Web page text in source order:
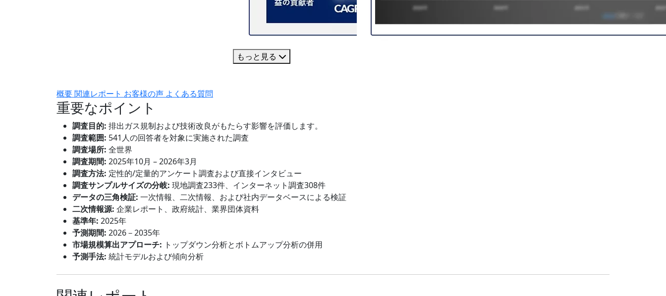
もっと見る
概要関連レポート お客様の声 よくある質問
重要なポイント
調査目的: 排出ガス規制および技術改良がもたらす影響を評価します。
調査範囲: 541人の回答者を対象に実施された調査
調査場所: 全世界
調査期間: 2025年10月 – 2026年3月
調査方法: 定性的/定量的アンケート調査および直接インタビュー
調査サンプルサイズの分岐: 現地調査233件、インターネット調査308件
データの三角検証: 一次情報、二次情報、および社内データベースによる検証
二次情報源: 企業レポート、政府統計、業界団体資料
基準年: 2025年
予測期間: 2026－2035年
市場規模算出アプローチ: トップダウン分析とボトムアップ分析の併用
予測手法: 統計モデルおよび傾向分析